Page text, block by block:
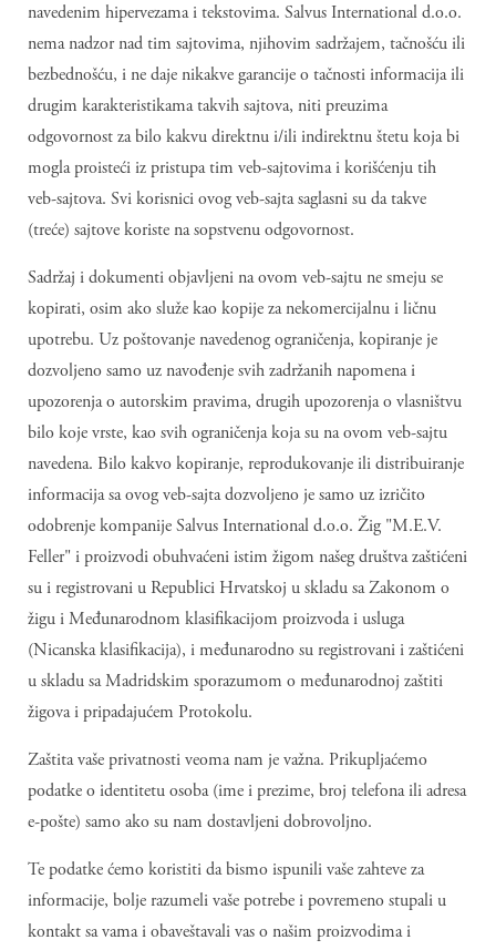
navedenim hipervezama i tekstovima. Salvus International d.o.o.
nema nadzor nad tim sajtovima, njihovim sadržajem, tačnošću ili
bezbednošću, i ne daje nikakve garancije o tačnosti informacija ili
drugim karakteristikama takvih sajtova, niti preuzima
odgovornost za bilo kakvu direktnu i/ili indirektnu štetu koja bi
mogla proisteći iz pristupa tim veb-sajtovima i korišćenju tih
veb-sajtova. Svi korisnici ovog veb-sajta saglasni su da takve
(treće) sajtove koriste na sopstvenu odgovornost.
Sadržaj i dokumenti objavljeni na ovom veb-sajtu ne smeju se
kopirati, osim ako služe kao kopije za nekomercijalnu i ličnu
upotrebu. Uz poštovanje navedenog ograničenja, kopiranje je
dozvoljeno samo uz navođenje svih zadržanih napomena i
upozorenja o autorskim pravima, drugih upozorenja o vlasništvu
bilo koje vrste, kao svih ograničenja koja su na ovom veb-sajtu
navedena. Bilo kakvo kopiranje, reprodukovanje ili distribuiranje
informacija sa ovog veb-sajta dozvoljeno je samo uz izričito
odobrenje kompanije Salvus International d.o.o. Žig "M.E.V.
Feller" i proizvodi obuhvaćeni istim žigom našeg društva zaštićeni
su i registrovani u Republici Hrvatskoj u skladu sa Zakonom o
žigu i Međunarodnom klasifikacijom proizvoda i usluga
(Nicanska klasifikacija), i međunarodno su registrovani i zaštićeni
u skladu sa Madridskim sporazumom o međunarodnoj zaštiti
žigova i pripadajućem Protokolu.
Zaštita vaše privatnosti veoma nam je važna. Prikupljaćemo
podatke o identitetu osoba (ime i prezime, broj telefona ili adresa
e-pošte) samo ako su nam dostavljeni dobrovoljno.
Te podatke ćemo koristiti da bismo ispunili vaše zahteve za
informacije, bolje razumeli vaše potrebe i povremeno stupali u
kontakt sa vama i obaveštavali vas o našim proizvodima i